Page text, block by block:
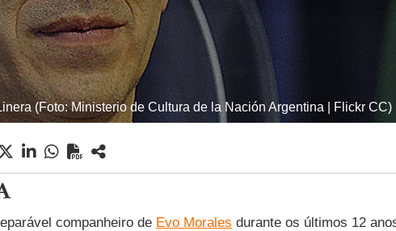
(Foto: Ministerio de Cultura de la Nación Argentina | Flickr CC)
companheiro de Evo Morales durante os últimos 12